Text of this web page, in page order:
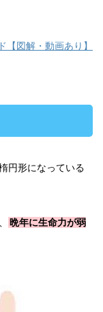
図解・動画あり】
円形になっている
晩年に生命力が弱